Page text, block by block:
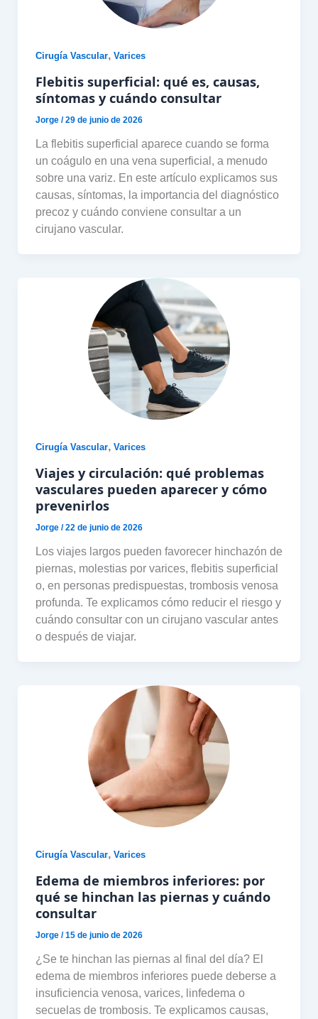
Cirugía Vascular, Varices
Flebitis superficial: qué es, causas,
síntomas y cuándo consultar
Jorge /29 de junio de 2026
La flebitis superficial aparece cuando se forma
un coágulo en una vena superficial, a menudo
sobre una variz. En este artículo explicamos sus
causas, síntomas, la importancia del diagnóstico
precoz y cuándo conviene consultar a un
cirujano vascular.
Cirugía Vascular, Varices
Viajes y circulación: qué problemas
vasculares pueden aparecer y cómo
prevenirlos
Jorge /22 de junio de 2026
Los viajes largos pueden favorecer hinchazón de
piernas, molestias por varices, flebitis superficial
o, en personas predispuestas, trombosis venosa
profunda. Te explicamos cómo reducir el riesgo y
cuándo consultar con un cirujano vascular antes
o después de viajar.
Cirugía Vascular, Varices
Edema de miembros inferiores: por
qué se hinchan las piernas y cuándo
consultar
Jorge /15 de junio de 2026
¿Se te hinchan las piernas al final del día? El
edema de miembros inferiores puede deberse a
insuficiencia venosa, varices, linfedema o
secuelas de trombosis. Te explicamos causas,